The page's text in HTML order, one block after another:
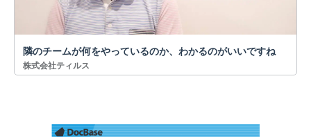
隣のチームが何をやっているのか、わかるのがいいですね
株式会社ティルス